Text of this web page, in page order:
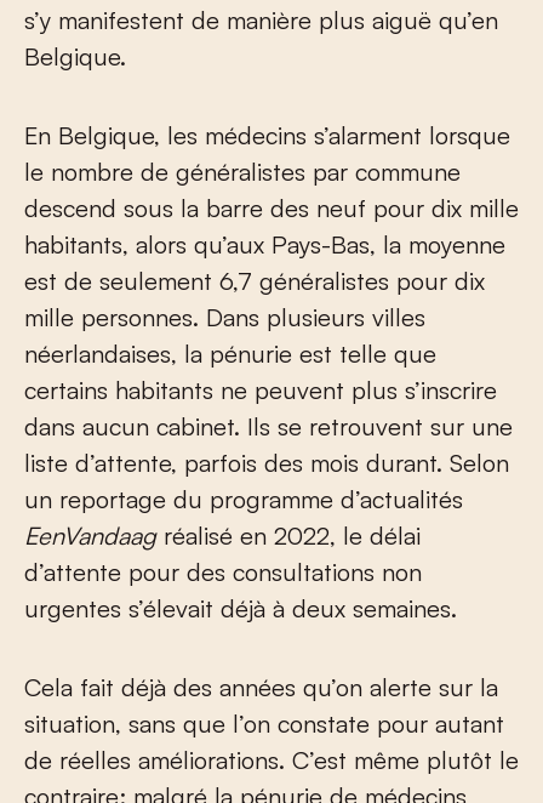
s’y manifestent de manière plus aiguë qu’en
Belgique.
En Belgique, les médecins s’alarment lorsque
le nombre de généralistes par commune
descend sous la barre des neuf pour dix mille
habitants, alors qu’aux Pays-Bas, la moyenne
est de seulement 6,7 généralistes pour dix
mille personnes. Dans plusieurs villes
néerlandaises, la pénurie est telle que
certains habitants ne peuvent plus s’inscrire
dans aucun cabinet. Ils se retrouvent sur une
liste d’attente, parfois des mois durant. Selon
un reportage du programme d’actualités
EenVandaagréalisé en 2022, le délai
d’attente pour des consultations non
urgentes s’élevait déjà à deux semaines.
Cela fait déjà des années qu’on alerte sur la
situation, sans que l’on constate pour autant
de réelles améliorations. C’est même plutôt le
contraire: malgré la pénurie de médecins